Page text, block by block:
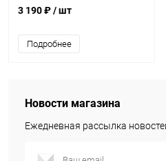
3 190 ₽/ шт
Подробнее
Новости магазина
Ежедневная рассылка